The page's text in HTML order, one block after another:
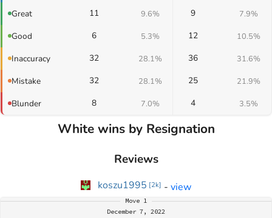
Great 11 9.6% 9 7.9%
Good 6 5.3% 12 10.5%
Inaccuracy 32 28.1% 36 31.6%
Mistake 32 28.1% 25 21.9%
Blunder 8 7.0% 4 3.5%
White wins by Resignation
Reviews
koszu1995 [2k] - view
Move 1
December 7, 2022